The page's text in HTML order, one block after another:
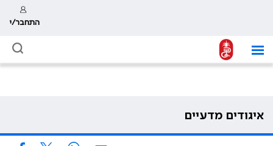
התחבר/י
איגודים מדעיים